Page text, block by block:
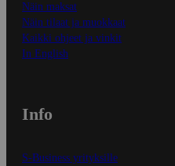
Näin maksat
Näin tilaat ja muokkaat
Kaikki ohjeet ja vinkit
In English
Info
S-Business yrityksille